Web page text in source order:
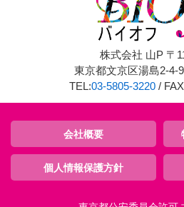
株式会社 山P 〒
東京都文京区湯島2-4-
TEL:03-5805-3220/
会社概要
個人情報保護方針